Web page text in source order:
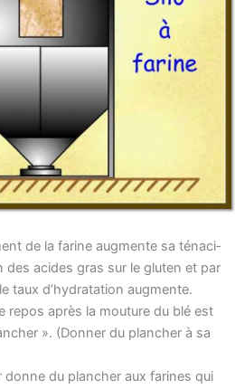
de la farine aug­mente sa téna­ci­
des acides gras sur le glu­ten et par
taux d’hy­dra­ta­tion augmente.
repos après la mou­ture du blé est
». (Don­ner du plan­cher à sa
donne du plan­cher aux farines qui